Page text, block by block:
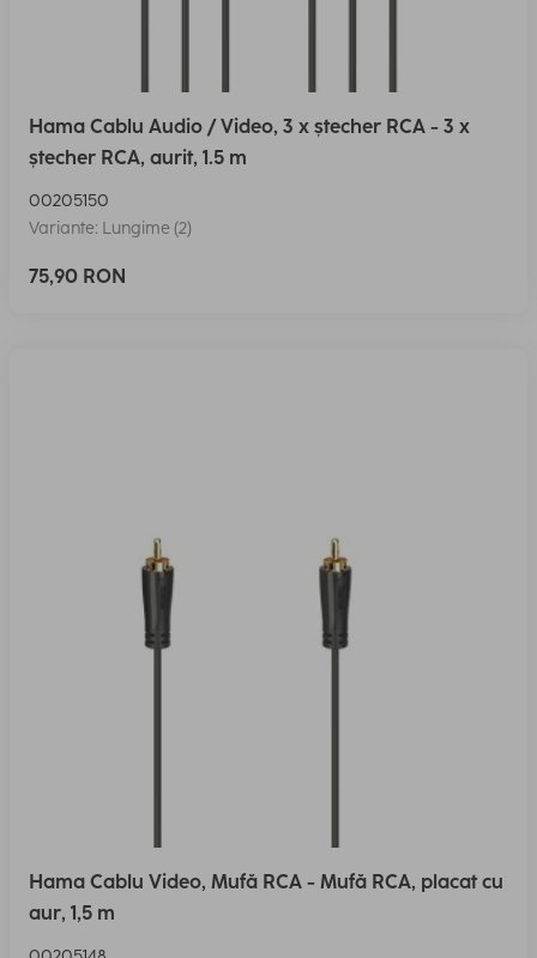
Hama Cablu Audio / Video, 3 x ștecher RCA - 3 x
ștecher RCA, aurit, 1.5 m
00205150
Variante: Lungime (2)
75,90 RON
Hama Cablu Video, Mufă RCA - Mufă RCA, placat cu
aur, 1,5 m